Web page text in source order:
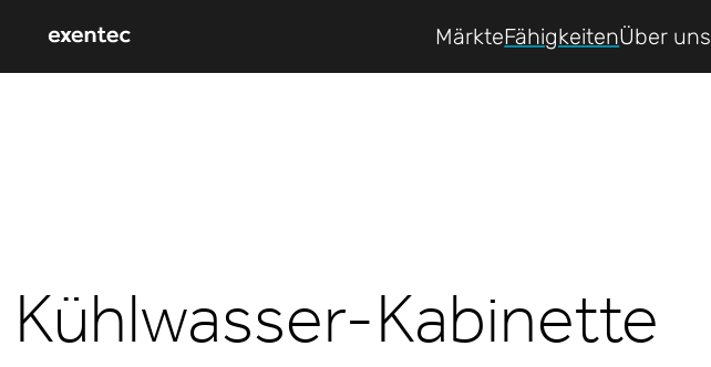
MärkteFähigkeitenÜber uns
Kühlwasser-Kabinette